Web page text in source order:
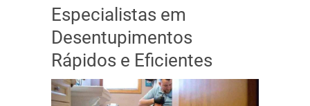
Especialistas em
Desentupimentos
Rápidos e Eficientes